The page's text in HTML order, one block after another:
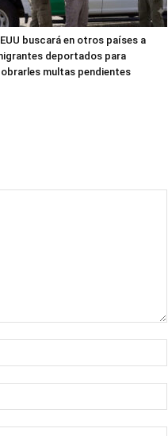
buscará en otros países a
deportados para
multas pendientes